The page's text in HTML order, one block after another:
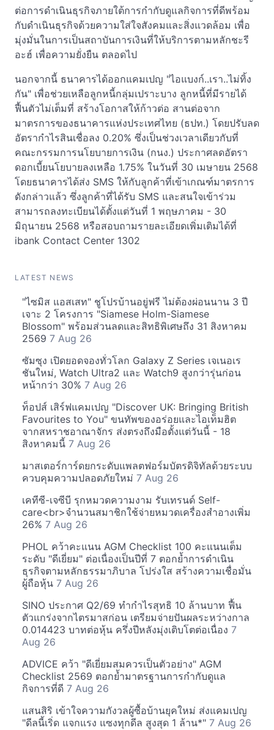
ต่อการดำเนินธุรกิจภายใต้การกำกับดูแลกิจการที่ดีพร้อม
กับดำเนินธุรกิจด้วยความใส่ใจสังคมและสิ่งแวดล้อม เพื่อ
มุ่งมั่นในการเป็นสถาบันการเงินที่ให้บริการตามหลักชะรี
อะฮ์ เพื่อความยั่งยืน ตลอดไป
นอกจากนี้ ธนาคารได้ออกแคมเปญ "ไอแบงก์..เรา..ไม่ทิ้ง
กัน" เพื่อช่วยเหลือลูกหนี้กลุ่มเปราะบาง ลูกหนี้ที่มีรายได้
ฟื้นตัวไม่เต็มที่ สร้างโอกาสให้ก้าวต่อ สานต่อจาก
มาตรการของธนาคารแห่งประเทศไทย (ธปท.) โดยปรับลด
อัตรากำไรสินเชื่อลง 0.20% ซึ่งเป็นช่วงเวลาเดียวกับที่
คณะกรรมการนโยบายการเงิน (กนง.) ประกาศลดอัตรา
ดอกเบี้ยนโยบายลงเหลือ 1.75% ในวันที่ 30 เมษายน 2568
โดยธนาคารได้ส่ง SMS ให้กับลูกค้าที่เข้าเกณฑ์มาตรการ
ดังกล่าวแล้ว ซึ่งลูกค้าที่ได้รับ SMS และสนใจเข้าร่วม
สามารถลงทะเบียนได้ตั้งแต่วันที่ 1 พฤษภาคม - 30
มิถุนายน 2568 หรือสอบถามรายละเอียดเพิ่มเติมได้ที่
ibank Contact Center 1302
LATEST NEWS
"ไซมิส แอสเสท" ชูโปรบ้านอยู่ฟรี ไม่ต้องผ่อนนาน 3 ปี
เจาะ 2 โครงการ "Siamese Holm-Siamese
Blossom" พร้อมส่วนลดและสิทธิพิเศษถึง 31 สิงหาคม
2569 7 Aug 26
ซัมซุง เปิดยอดจองทั่วโลก Galaxy Z Series เจเนอเร
ชันใหม่, Watch Ultra2 และ Watch9 สูงกว่ารุ่นก่อน
หน้ากว่า 30% 7 Aug 26
ท็อปส์ เสิร์ฟแคมเปญ "Discover UK: Bringing British
Favourites to You" ขนทัพของอร่อยและไอเท็มฮิต
จากสหราชอาณาจักร ส่งตรงถึงมือตั้งแต่วันนี้ - 18
สิงหาคมนี้ 7 Aug 26
มาสเตอร์การ์ดยกระดับแพลตฟอร์มบัตรดิจิทัลด้วยระบบ
ควบคุมความปลอดภัยใหม่ 7 Aug 26
เคทีซี-เจซีบี รุกหมวดความงาม รับเทรนด์ Self-
care<br>จำนวนสมาชิกใช้จ่ายหมวดเครื่องสำอางเพิ่ม
26% 7 Aug 26
PHOL คว้าคะแนน AGM Checklist 100 คะแนนเต็ม
ระดับ "ดีเยี่ยม" ต่อเนื่องเป็นปีที่ 7 ตอกย้ำการดำเนิน
ธุรกิจตามหลักธรรมาภิบาล โปร่งใส สร้างความเชื่อมั่น
ผู้ถือหุ้น 7 Aug 26
SINO ประกาศ Q2/69 ทำกำไรสุทธิ 10 ล้านบาท ฟื้น
ตัวแกร่งจากไตรมาสก่อน เตรียมจ่ายปันผลระหว่างกาล
0.014423 บาทต่อหุ้น ครึ่งปีหลังมุ่งเติบโตต่อเนื่อง 7
Aug 26
ADVICE คว้า "ดีเยี่ยมสมควรเป็นตัวอย่าง" AGM
Checklist 2569 ตอกย้ำมาตรฐานการกำกับดูแล
กิจการที่ดี 7 Aug 26
แสนสิริ เข้าใจความกังวลผู้ซื้อบ้านยุคใหม่ ส่งแคมเปญ
"ดีลนี้เริ่ด แจกแรง แซงทุกดีล สูงสุด 1 ล้าน*" 7 Aug 26